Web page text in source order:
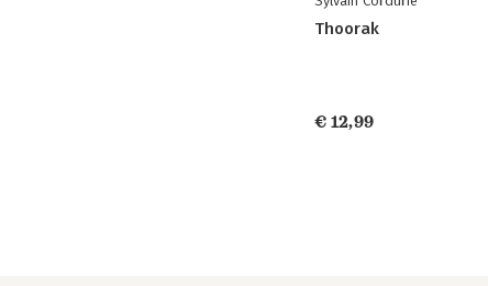
Thoorak
€ 12,99